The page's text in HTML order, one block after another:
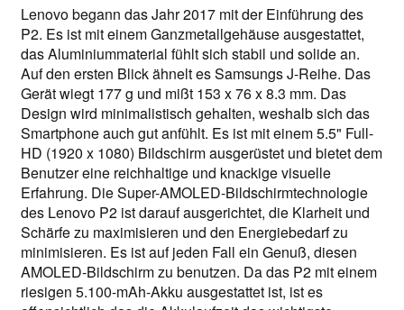
Lenovo begann das Jahr 2017 mit der Einführung des
P2. Es ist mit einem Ganzmetallgehäuse ausgestattet,
das Aluminiummaterial fühlt sich stabil und solide an.
Auf den ersten Blick ähnelt es Samsungs J-Reihe. Das
Gerät wiegt 177 g und mißt 153 x 76 x 8.3 mm. Das
Design wird minimalistisch gehalten, weshalb sich das
Smartphone auch gut anfühlt. Es ist mit einem 5.5" Full-
HD (1920 x 1080) Bildschirm ausgerüstet und bietet dem
Benutzer eine reichhaltige und knackige visuelle
Erfahrung. Die Super-AMOLED-Bildschirmtechnologie
des Lenovo P2 ist darauf ausgerichtet, die Klarheit und
Schärfe zu maximisieren und den Energiebedarf zu
minimisieren. Es ist auf jeden Fall ein Genuß, diesen
AMOLED-Bildschirm zu benutzen. Da das P2 mit einem
riesigen 5.100-mAh-Akku ausgestattet ist, ist es